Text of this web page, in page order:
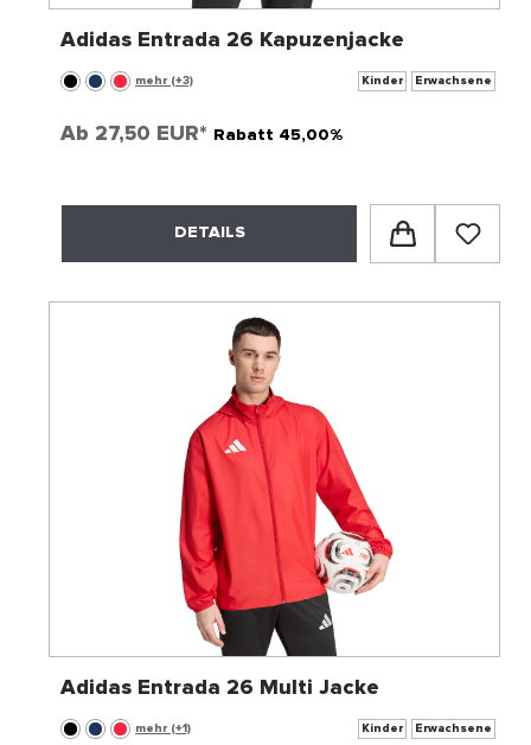
Adidas Entrada 26 Kapuzenjacke
mehr (+3) Kinder Erwachsene
Ab 27,50 EUR* Rabatt 45,00%
DETAILS
Adidas Entrada 26 Multi Jacke
mehr (+1) Kinder Erwachsene